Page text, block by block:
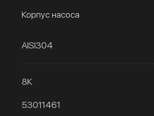
Корпус насоса
AISI304
8К
53011461